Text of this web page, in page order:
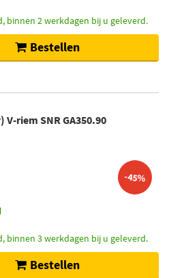
binnen 2 werkdagen bij u geleverd.
Bestellen
riem SNR GA350.90
-45%
binnen 3 werkdagen bij u geleverd.
Bestellen